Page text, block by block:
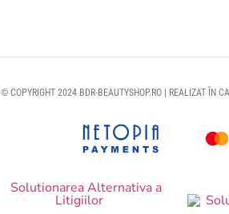
© COPYRIGHT 2024 BDR-BEAUTYSHOP.RO | REALIZAT ÎN